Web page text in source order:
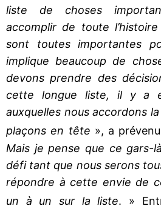
liste de choses
accomplir de toute
sont toutes importantes
implique beaucoup de
devons prendre des
cette longue liste, il y a
auxquelles nous accordons
plaçons en tête », a prévenu
Mais je pense que ce gars-
défi tant que nous serons
répondre à cette envie de
un à un sur la liste. »